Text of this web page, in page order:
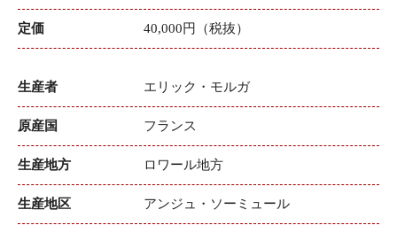
定価 40,000円（税抜）
生産者 エリック・モルガ
原産国 フランス
生産地方 ロワール地方
生産地区 アンジュ・ソーミュール